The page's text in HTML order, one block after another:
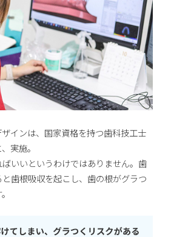
インは、国家資格を持つ歯科技工士
実施。
いいというわけではありません。歯
歯根吸収を起こし、歯の根がグラつ